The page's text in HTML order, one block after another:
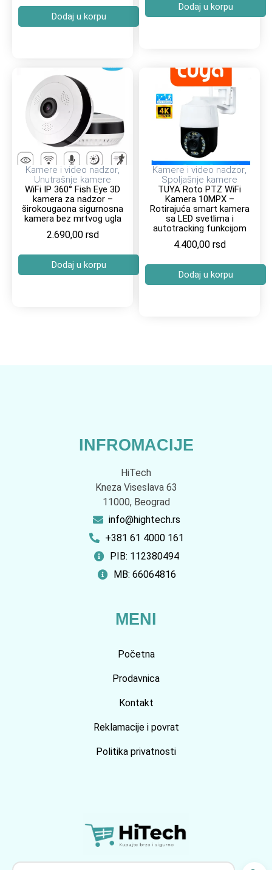
Dodaj u korpu
Dodaj u korpu
Kamere i video nadzor,
Unutrašnje kamere
WiFi IP 360° Fish Eye 3D
kamera za nadzor –
širokougaona sigurnosna
kamera bez mrtvog ugla
2.690,00 rsd
Dodaj u korpu
Kamere i video nadzor,
Spoljašnje kamere
TUYA Roto PTZ WiFi
Kamera 10MPX –
Rotirajuća smart kamera
sa LED svetlima i
autotracking funkcijom
4.400,00 rsd
Dodaj u korpu
INFROMACIJE
HiTech
Kneza Viseslava 63
11000, Beograd
info@hightech.rs
+381 61 4000 161
PIB: 112380494
MB: 66064816
MENI
Početna
Prodavnica
Kontakt
Reklamacije i povrat
Politika privatnosti